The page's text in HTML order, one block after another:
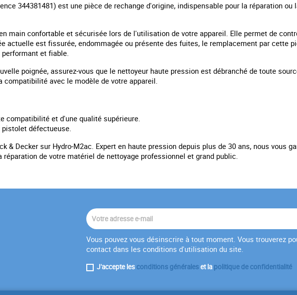
344381481) est une pièce de rechange d'origine, indispensable pour la réparation ou
main confortable et sécurisée lors de l'utilisation de votre appareil. Elle permet de
actuelle est fissurée, endommagée ou présente des fuites, le remplacement par cette
et fiable.
poignée, assurez-vous que le nettoyeur haute pression est débranché de toute
avec le modèle de votre appareil.
compatibilité et d'une qualité supérieure.
pistolet défectueuse.
& Decker sur Hydro-M2ac. Expert en haute pression depuis plus de 30 ans, nous vous
de votre matériel de nettoyage professionnel et grand public.
Vous pouvez vous désinscrire à tout moment. Vous trouverez
contact dans les conditions d'utilisation du site.
J'accepte les conditions généraleset lapolitique de confidentialité